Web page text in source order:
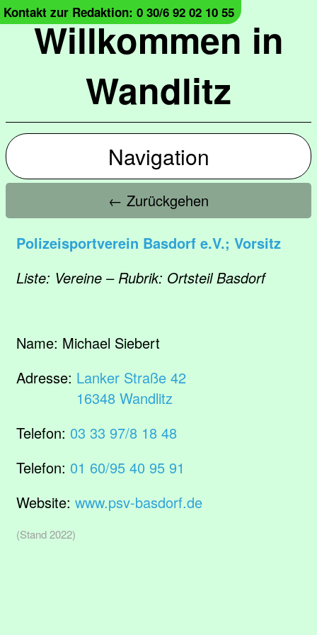
Willkommen in
Wandlitz
Kontakt zur Redaktion: 0 30/6 92 02 10 55
Navigation
← Zurückgehen
Polizeisportverein Basdorf e.V.; Vorsitz
Liste: Vereine – Rubrik: Ortsteil Basdorf
Name: Michael Siebert
Adresse: Lanker Straße 42
16348 Wandlitz
Telefon: 03 33 97/8 18 48
Telefon: 01 60/95 40 95 91
Website: www.psv-basdorf.de
(Stand 2022)